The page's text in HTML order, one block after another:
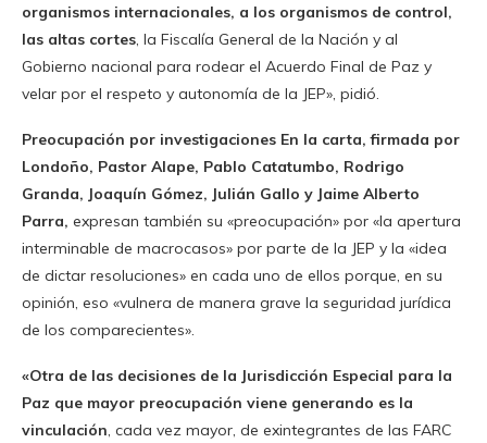
organismos internacionales, a los organismos de control,
las altas cortes, la Fiscalía General de la Nación y al
Gobierno nacional para rodear el Acuerdo Final de Paz y
velar por el respeto y autonomía de la JEP», pidió.
Preocupación por investigaciones En la carta, firmada por
Londoño, Pastor Alape, Pablo Catatumbo, Rodrigo
Granda, Joaquín Gómez, Julián Gallo y Jaime Alberto
Parra, expresan también su «preocupación» por «la apertura
interminable de macrocasos» por parte de la JEP y la «idea
de dictar resoluciones» en cada uno de ellos porque, en su
opinión, eso «vulnera de manera grave la seguridad jurídica
de los comparecientes».
«Otra de las decisiones de la Jurisdicción Especial para la
Paz que mayor preocupación viene generando es la
vinculación, cada vez mayor, de exintegrantes de las FARC